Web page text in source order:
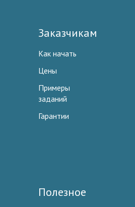
Заказчикам
Как начать
Цены
Примеры
заданий
Гарантии
Полезное